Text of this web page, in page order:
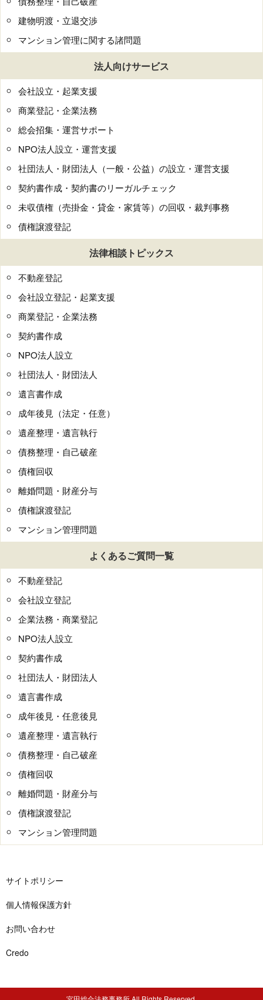
建物明渡・立退交渉
マンション管理に関する諸問題
法人向けサービス
会社設立・起業支援
商業登記・企業法務
総会招集・運営サポート
NPO法人設立・運営支援
社団法人・財団法人（一般・公益）の設立・運営支援
契約書作成・契約書のリーガルチェック
未収債権（売掛金・貸金・家賃等）の回収・裁判事務
債権譲渡登記
法律相談トピックス
不動産登記
会社設立登記・起業支援
商業登記・企業法務
契約書作成
NPO法人設立
社団法人・財団法人
遺言書作成
成年後見（法定・任意）
遺産整理・遺言執行
債務整理・自己破産
債権回収
離婚問題・財産分与
債権譲渡登記
マンション管理問題
よくあるご質問一覧
不動産登記
会社設立登記
企業法務・商業登記
NPO法人設立
契約書作成
社団法人・財団法人
遺言書作成
成年後見・任意後見
遺産整理・遺言執行
債務整理・自己破産
債権回収
離婚問題・財産分与
債権譲渡登記
マンション管理問題
サイトポリシー
個人情報保護方針
お問い合わせ
Credo